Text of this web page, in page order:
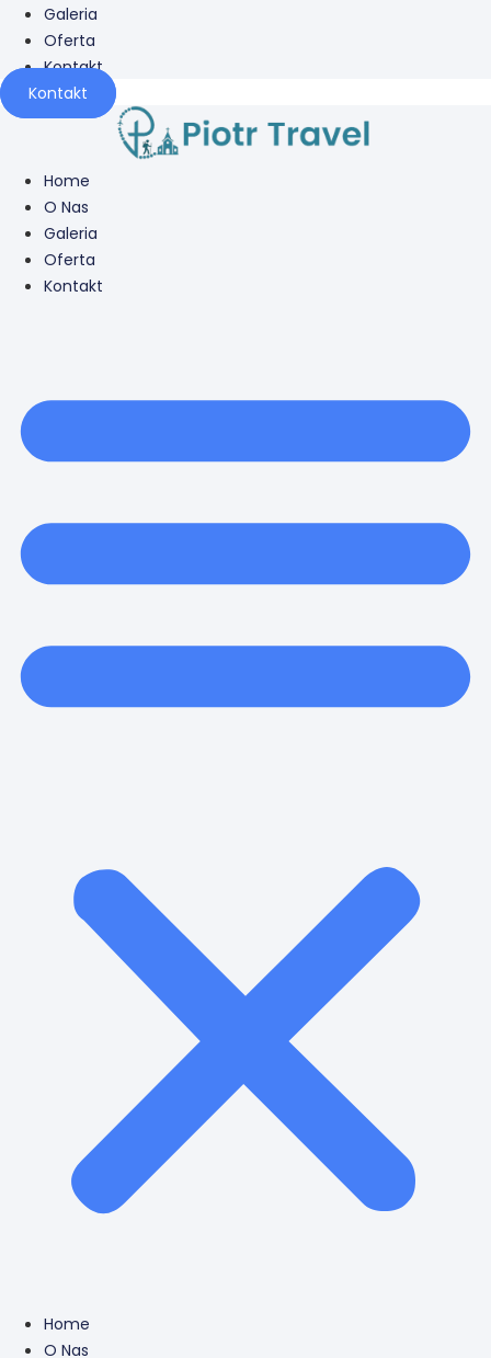
Galeria
Oferta
Kontakt
Kontakt
Home
O Nas
Galeria
Oferta
Kontakt
Home
O Nas